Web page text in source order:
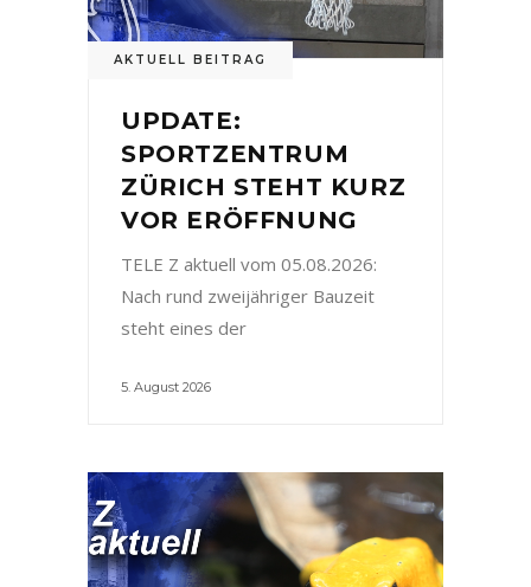
AKTUELL BEITRAG
UPDATE:
SPORTZENTRUM
ZÜRICH STEHT KURZ
VOR ERÖFFNUNG
TELE Z aktuell vom 05.08.2026:
Nach rund zweijähriger Bauzeit
steht eines der
5. August 2026